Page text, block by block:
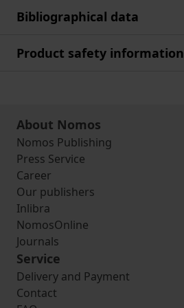
Bibliographical data
Product safety information
About Nomos
Nomos Publishing
Press Service
Career
Our publishers
Inlibra
NomosOnline
Journals
Service
Delivery and Payment
Contact